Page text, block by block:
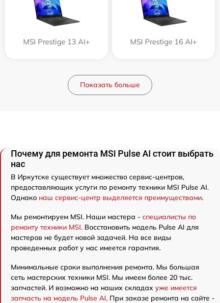
MSI Prestige 13 AI+ MSI Prestige 16 AI+
Показать больше
Почему для ремонта MSI Pulse AI стоит выбрать
нас
В Иркутске существует множество сервис-центров,
предоставляющих услуги по ремонту техники MSI Pulse AI.
Однако наш сервис-центр выделяется преимуществами.
Мы ремонтируем MSI. Наши мастера - специалисты по
ремонту техники MSI. Восстановить модель Pulse AI для
мастеров не будет новой задачей. На все виды
проведенных работ у нас имеется гарантия.
Минимальные сроки выполнения ремонта. Мы большая
сеть мастерских техники MSI. Мы имеем более 20 тыс.
запчастей. И возможно на наших складах уже имеется
запчасть на модель Pulse AI. При заказе ремонта на сайте -